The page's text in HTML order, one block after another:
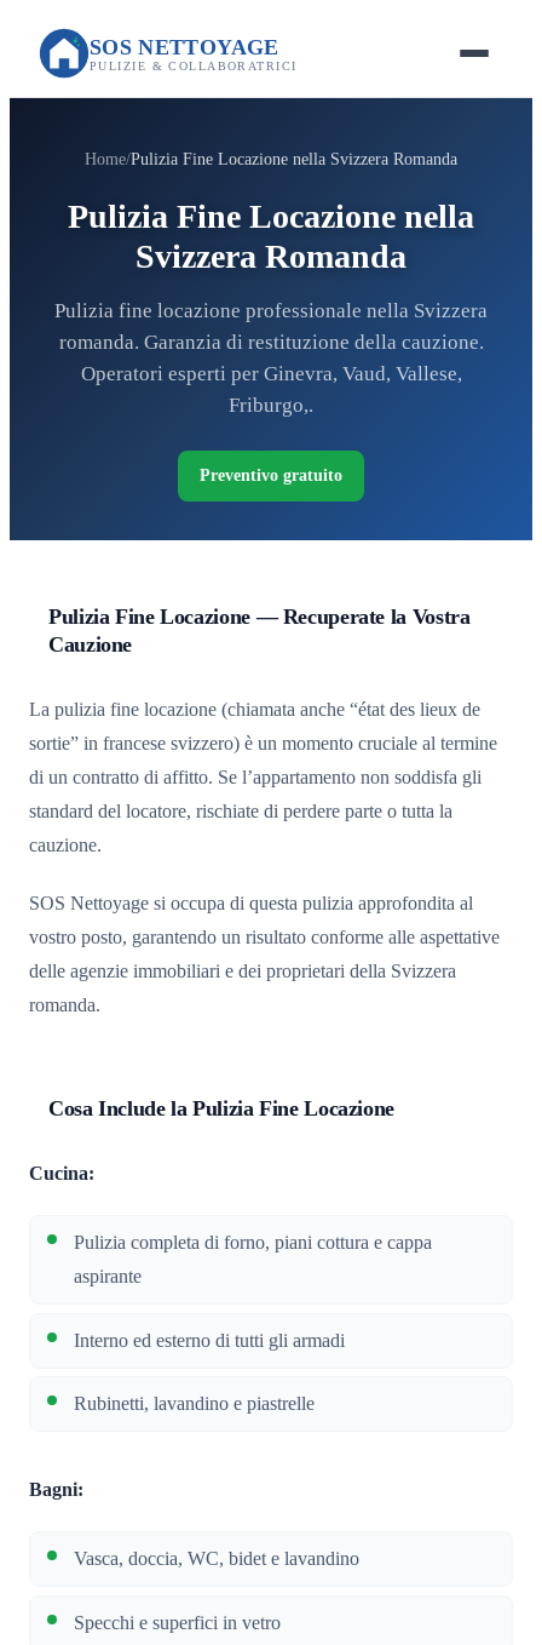
SOS NETTOYAGE
PULIZIE & COLLABORATRICI
Home Pulizia Fine Locazione nella Svizzera Romanda
Pulizia Fine Locazione nella
Svizzera Romanda
Pulizia fine locazione professionale nella Svizzera
romanda. Garanzia di restituzione della cauzione.
Operatori esperti per Ginevra, Vaud, Vallese,
Friburgo,.
Preventivo gratuito
Pulizia Fine Locazione — Recuperate la Vostra
Cauzione
La pulizia fine locazione (chiamata anche “état des lieux de
sortie” in francese svizzero) è un momento cruciale al termine
di un contratto di affitto. Se l’appartamento non soddisfa gli
standard del locatore, rischiate di perdere parte o tutta la
cauzione.
SOS Nettoyage si occupa di questa pulizia approfondita al
vostro posto, garantendo un risultato conforme alle aspettative
delle agenzie immobiliari e dei proprietari della Svizzera
romanda.
Cosa Include la Pulizia Fine Locazione
Cucina:
Pulizia completa di forno, piani cottura e cappa
aspirante
Interno ed esterno di tutti gli armadi
Rubinetti, lavandino e piastrelle
Bagni:
Vasca, doccia, WC, bidet e lavandino
Specchi e superfici in vetro